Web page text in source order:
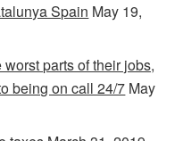
Spain May 19,
parts of their jobs,
being on call 24/7 May